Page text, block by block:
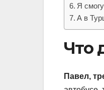
Я
А в
Что
Павел,